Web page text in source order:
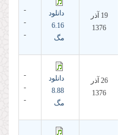
19 آذر
1376
دانلود
6.16
مگ
-
-
-
26 آذر
1376
دانلود
8.88
مگ
-
-
-